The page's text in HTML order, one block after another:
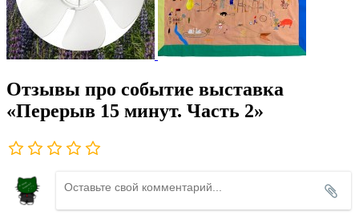
Отзывы про событие выставка
«Перерыв 15 минут. Часть 2»